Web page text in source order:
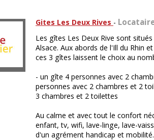
Gites Les Deux Rives -
Les gîtes Les Deux Rive sont
Alsace. Aux abords de l'Ill du Rhin
ces 3 gîtes laissent le choix au
- un gîte 4 personnes avec 2
personnes avec 2 chambres et 2
3 chambres et 2 toilettes
Au calme et avec tout le confort
enfant, tv, wifi, lave-linge, lave-
d'un agrément handicap et mobilité.